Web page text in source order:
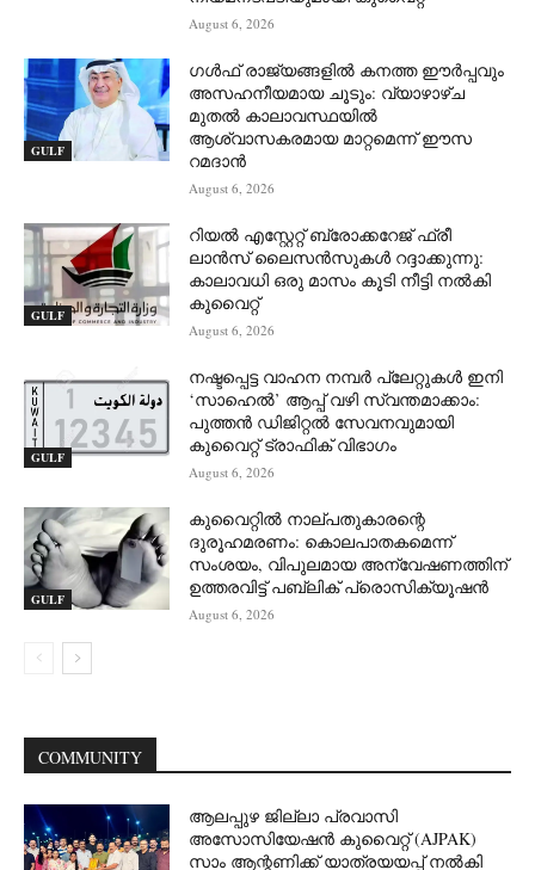
August 6, 2026
GULF
ഗൾഫ് രാജ്യങ്ങളിൽ കനത്ത ഈർപ്പവും
അസഹനീയമായ ചൂടും: വ്യാഴാഴ്ച
മുതൽ കാലാവസ്ഥയിൽ
ആശ്വാസകരമായ മാറ്റമെന്ന് ഈസ
റമദാൻ
August 6, 2026
GULF
റിയൽ എസ്റ്റേറ്റ് ബ്രോക്കറേജ് ഫ്രീ
ലാൻസ് ലൈസൻസുകൾ റദ്ദാക്കുന്നു:
കാലാവധി ഒരു മാസം കൂടി നീട്ടി നൽകി
കുവൈറ്റ്
August 6, 2026
GULF
നഷ്ടപ്പെട്ട വാഹന നമ്പർ പ്ലേറ്റുകൾ ഇനി
‘സാഹെൽ’ ആപ്പ് വഴി സ്വന്തമാക്കാം:
പുത്തൻ ഡിജിറ്റൽ സേവനവുമായി
കുവൈറ്റ് ട്രാഫിക് വിഭാഗം
August 6, 2026
GULF
കുവൈറ്റിൽ നാല്പതുകാരന്റെ
ദുരൂഹമരണം: കൊലപാതകമെന്ന്
സംശയം, വിപുലമായ അന്വേഷണത്തിന്
ഉത്തരവിട്ട് പബ്ലിക് പ്രൊസിക്യൂഷൻ
August 6, 2026
COMMUNITY
ആലപ്പുഴ ജില്ലാ പ്രവാസി
അസോസിയേഷൻ കുവൈറ്റ് (AJPAK)
സാം ആന്റണിക്ക് യാത്രയയപ്പ് നൽകി